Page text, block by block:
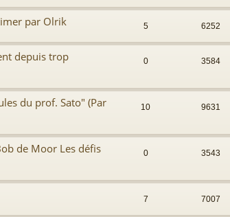
par Olrik 5 6252
depuis trop
0 3584
du prof. Sato" (Par
10 9631
de Moor Les défis
0 3543
7 7007